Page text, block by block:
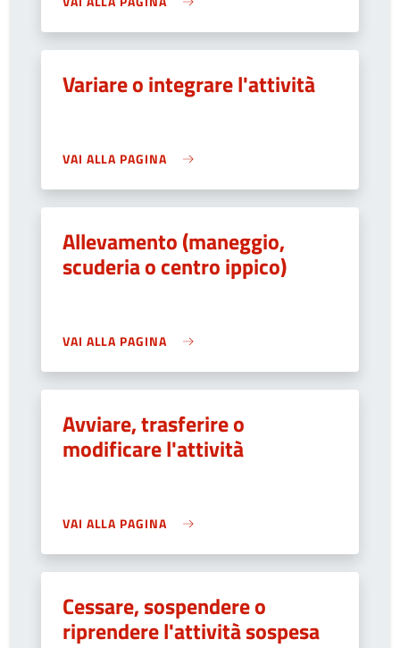
Variare o integrare l'attività
VAI ALLA PAGINA
Allevamento (maneggio,
scuderia o centro ippico)
VAI ALLA PAGINA
Avviare, trasferire o
modificare l'attività
VAI ALLA PAGINA
Cessare, sospendere o
riprendere l'attività sospesa